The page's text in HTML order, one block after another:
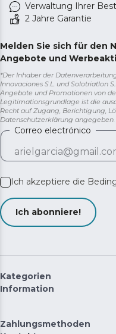
Verwaltung Ihrer
2 Jahre Garantie
Melden Sie sich für den
Angebote und
*Der Inhaber der
Innovaciones S.L. und Solotriatlon
Angebote und Promotionen von
Legitimationsgrundlage ist die
Recht auf Zugang, Berichtigung,
Datenschutzerklärung angegeben.
Correo electrónico
Ich akzeptiere die
Ich abonniere!
Kategorien
Information
Zahlungsmethoden